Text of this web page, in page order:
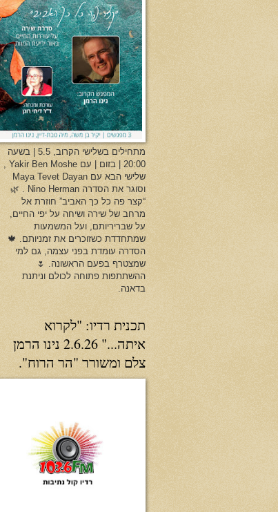
מתחילים בשלישי הקרוב, 5.5 | בשעה
20:00 | בזום | עם Yakir Ben Moshe ,
שלישי הבא עם Maya Tevet Dayan
וסוגר את הסדרה Nino Herman . 🌿
“קצר פה כל כך האביב” חוזרת אל
מרחב של שירה ושיחה על יפי החיים,
על שבריריותם, ועל המשמעות
שמתחדדת כשזוכרים את זמניותם. 🍁
הסדרה עומדת בפני עצמה, גם למי
שמצטרף בפעם הראשונה. 🌷
ההשתתפות פתוחה לכולם וניתנת
בדאנה.
תכנית רדיו: "לקרוא
איתה..." 2.6.26 נינו הרמן
צלם ומשורר "הר הרוח".